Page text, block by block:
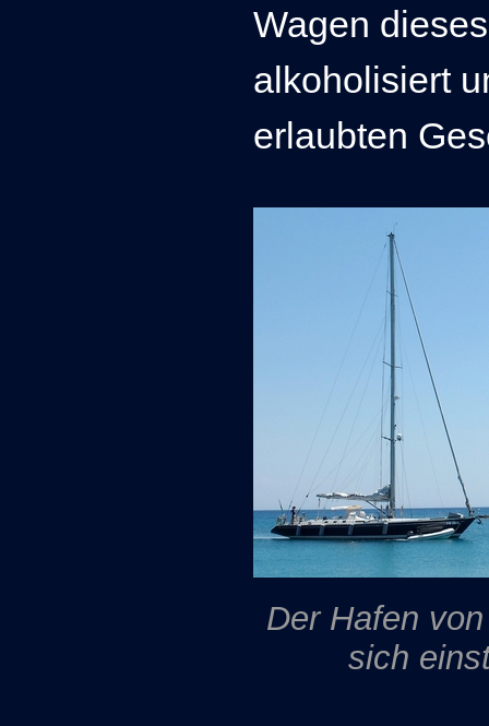
Wagen
alkoholisiert
erlaubten
Der Hafen
sich